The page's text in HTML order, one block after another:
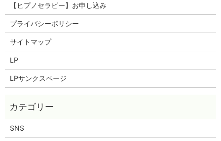
【ヒプノセラピー】お申し込み
プライバシーポリシー
サイトマップ
LP
LPサンクスページ
SNS